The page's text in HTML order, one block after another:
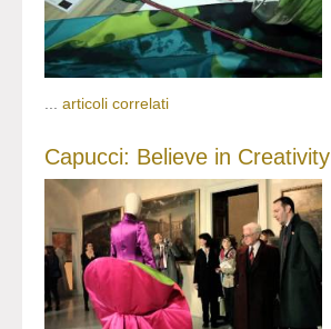
... articoli correlati
Capucci: Believe in Creativity